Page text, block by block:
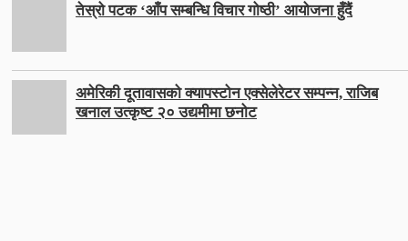
तेस्रो पटक ‘आँप सम्बन्धि विचार गोष्ठी’ आयोजना हुँदैं
अमेरिकी दूतावासको क्यापस्टोन एक्सेलेरेटर सम्पन्न, राजिब
खनाल उत्कृष्ट २० उद्यमीमा छनोट